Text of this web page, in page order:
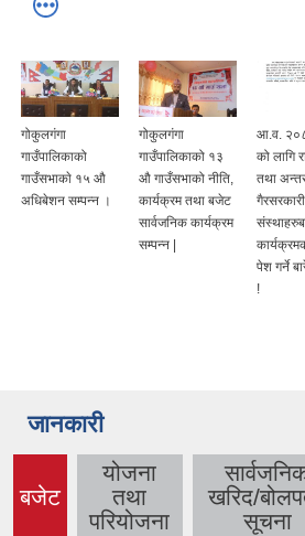
गोकुलगंगा
गाउँपालिकाको
गाउँसभाकाे १५ औ
अधिबेशन सम्पन्न ।
गोकुलगंगा
गाउँपालिकाको १३
औ गाउँसभाको नीति,
कार्यक्रम तथा बजेट
सार्वजनिक कार्यक्रम
सम्पन्न |
आ.व.
को लागि
तथा
पेश गर्ने
!
जानकारी
बजेट
(active
योजना
तथा
परियोजना
खरिद/
सूचना